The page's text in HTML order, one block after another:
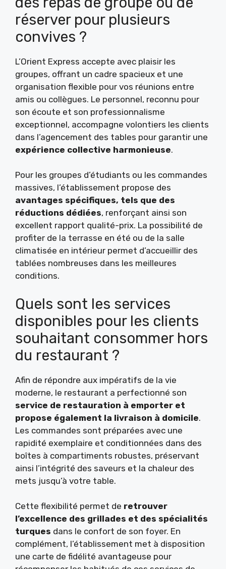
réserver pour plusieurs
convives ?
L’Orient Express accepte avec plaisir les
groupes, offrant un cadre spacieux et une
organisation flexible pour vos réunions entre
amis ou collègues. Le personnel, reconnu pour
son écoute et son professionnalisme
exceptionnel, accompagne volontiers les clients
dans l’agencement des tables pour garantir une
expérience collective harmonieuse.
Pour les groupes d’étudiants ou les commandes
massives, l’établissement propose des
avantages spécifiques, tels que des
réductions dédiées, renforçant ainsi son
excellent rapport qualité-prix. La possibilité de
profiter de la terrasse en été ou de la salle
climatisée en intérieur permet d’accueillir des
tablées nombreuses dans les meilleures
conditions.
Quels sont les services
disponibles pour les clients
souhaitant consommer hors
du restaurant ?
Afin de répondre aux impératifs de la vie
moderne, le restaurant a perfectionné son
service de restauration à emporter et
propose également la livraison à domicile.
Les commandes sont préparées avec une
rapidité exemplaire et conditionnées dans des
boîtes à compartiments robustes, préservant
ainsi l’intégrité des saveurs et la chaleur des
mets jusqu’à votre table.
Cette flexibilité permet de retrouver
l’excellence des grillades et des spécialités
turques dans le confort de son foyer. En
complément, l’établissement met à disposition
une carte de fidélité avantageuse pour